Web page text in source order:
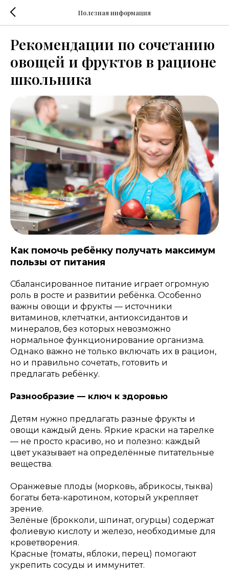
Полезная информация
Рекомендации по сочетанию
овощей и фруктов в рационе
школьника
Как помочь ребёнку получать максимум
пользы от питания
Сбалансированное питание играет огромную
роль в росте и развитии ребёнка. Особенно
важны овощи и фрукты — источники
витаминов, клетчатки, антиоксидантов и
минералов, без которых невозможно
нормальное функционирование организма.
Однако важно не только включать их в рацион,
но и правильно сочетать, готовить и
предлагать ребёнку.
Разнообразие — ключ к здоровью
Детям нужно предлагать разные фрукты и
овощи каждый день. Яркие краски на тарелке
— не просто красиво, но и полезно: каждый
цвет указывает на определённые питательные
вещества.
Оранжевые плоды (морковь, абрикосы, тыква)
богаты бета-каротином, который укрепляет
зрение.
Зелёные (брокколи, шпинат, огурцы) содержат
фолиевую кислоту и железо, необходимые для
кроветворения.
Красные (томаты, яблоки, перец) помогают
укрепить сосуды и иммунитет.